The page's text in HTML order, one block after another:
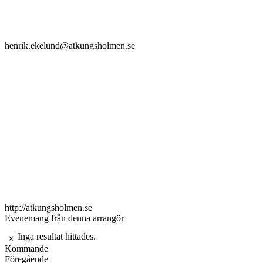
Email
henrik.ekelund@atkungsholmen.se
Website
http://atkungsholmen.se
Evenemang från denna arrangör
NotisInga resultat hittades.
Kommande
Välj
Föregående